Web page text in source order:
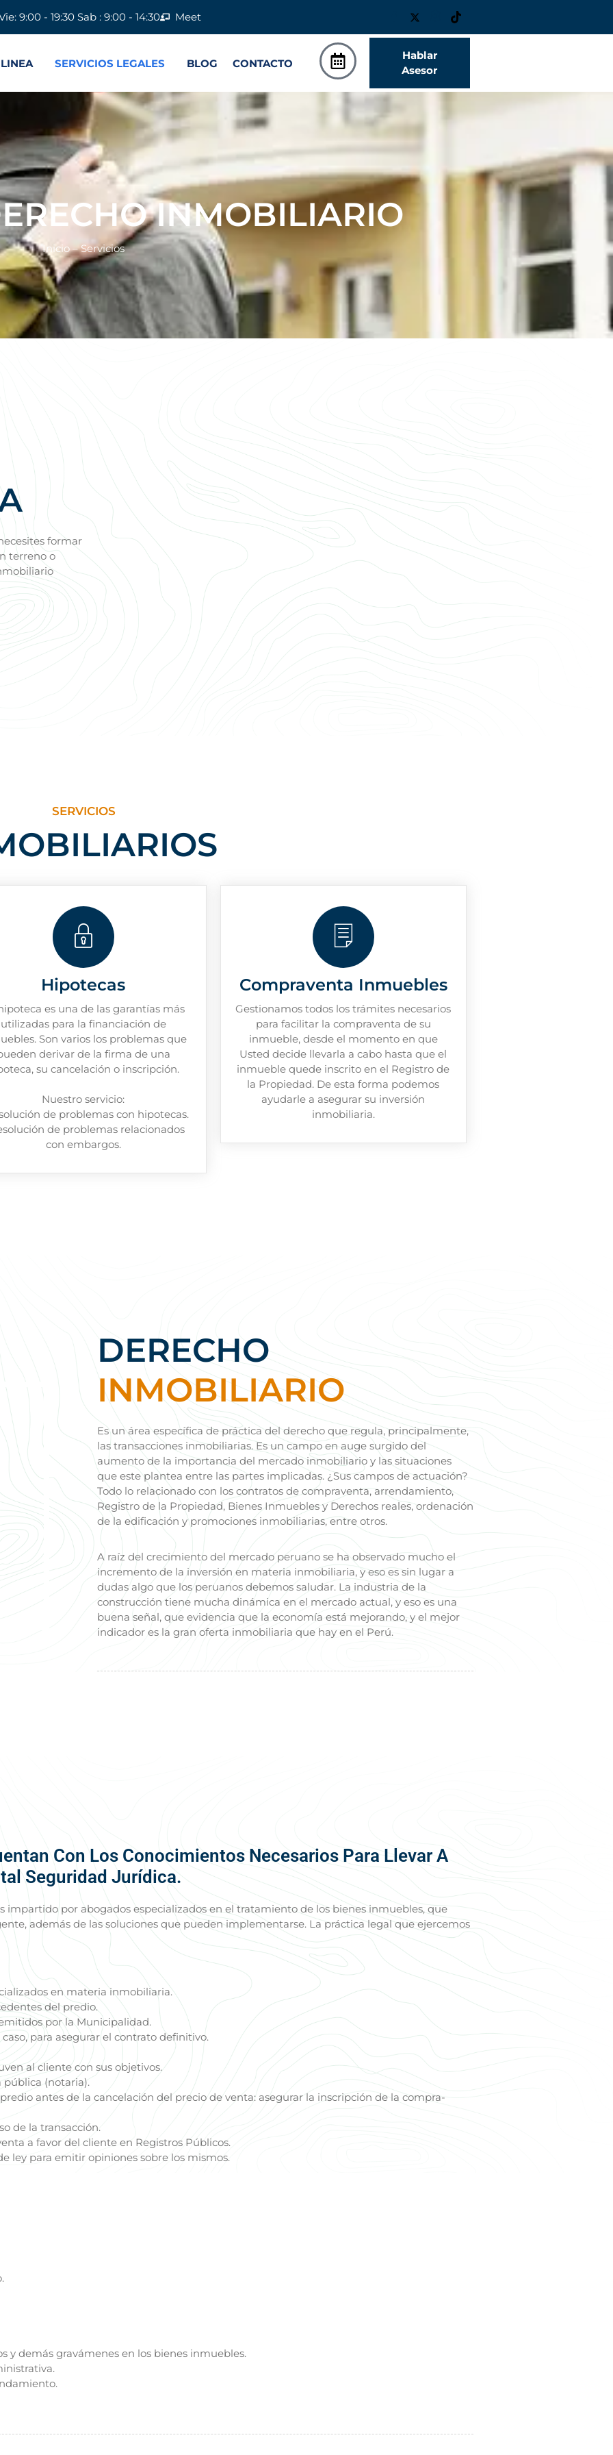
9:00 - 19:30 Sab : 9:00 - 14:30 Meet
SERVICIOS LEGALES BLOG CONTACTO
Hablar
Asesor
INMOBILIARIO
Inicio – Servicios
formar
terreno o
SERVICIOS
Hipotecas
es una de las garantías más
utilizadas para la financiación de
Son varios los problemas que
derivar de la firma de una
su cancelación o inscripción.
Nuestro servicio:
de problemas con hipotecas.
de problemas relacionados
con embargos.
Compraventa Inmuebles
Gestionamos todos los trámites necesarios
para facilitar la compraventa de su
inmueble, desde el momento en que
Usted decide llevarla a cabo hasta que el
inmueble quede inscrito en el Registro de
la Propiedad. De esta forma podemos
ayudarle a asegurar su inversión
inmobiliaria.
DERECHO
INMOBILIARIO
Es un área específica de práctica del derecho que regula, principalmente,
las transacciones inmobiliarias. Es un campo en auge surgido del
aumento de la importancia del mercado inmobiliario y las situaciones
que este plantea entre las partes implicadas. ¿Sus campos de actuación?
Todo lo relacionado con los contratos de compraventa, arrendamiento,
Registro de la Propiedad, Bienes Inmuebles y Derechos reales, ordenación
de la edificación y promociones inmobiliarias, entre otros.
A raíz del crecimiento del mercado peruano se ha observado mucho el
incremento de la inversión en materia inmobiliaria, y eso es sin lugar a
dudas algo que los peruanos debemos saludar. La industria de la
construcción tiene mucha dinámica en el mercado actual, y eso es una
buena señal, que evidencia que la economía está mejorando, y el mejor
indicador es la gran oferta inmobiliaria que hay en el Perú.
Con Los Conocimientos Necesarios Para Llevar A
Seguridad Jurídica.
impartido por abogados especializados en el tratamiento de los bienes inmuebles, que
además de las soluciones que pueden implementarse. La práctica legal que ejercemos
en materia inmobiliaria.
del predio.
por la Municipalidad.
para asegurar el contrato definitivo.
al cliente con sus objetivos.
(notaria).
antes de la cancelación del precio de venta: asegurar la inscripción de la compra-
de la transacción.
a favor del cliente en Registros Públicos.
ley para emitir opiniones sobre los mismos.
demás gravámenes en los bienes inmuebles.